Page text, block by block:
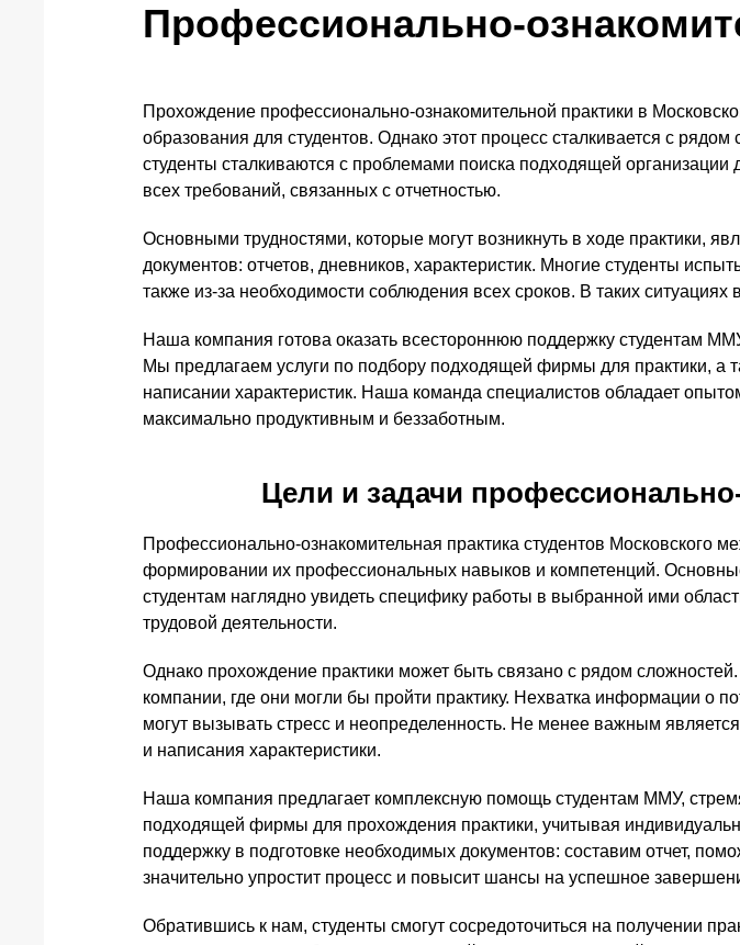
Профессионально-
Прохождение профессионально-ознакомительной практики в
образования для студентов. Однако этот процесс сталкивается с
студенты сталкиваются с проблемами поиска подходящей
всех требований, связанных с отчетностью.
Основными трудностями, которые могут возникнуть в ходе практики,
документов: отчетов, дневников, характеристик. Многие студенты
также из-за необходимости соблюдения всех сроков. В таких
Наша компания готова оказать всестороннюю поддержку студентам
Мы предлагаем услуги по подбору подходящей фирмы для практики, а
написании характеристик. Наша команда специалистов обладает
максимально продуктивным и беззаботным.
Цели и задачи
Профессионально-ознакомительная практика студентов Московского
формировании их профессиональных навыков и компетенций.
студентам наглядно увидеть специфику работы в выбранной ими
трудовой деятельности.
Однако прохождение практики может быть связано с рядом
компании, где они могли бы пройти практику. Нехватка информации о
могут вызывать стресс и неопределенность. Не менее важным
и написания характеристики.
Наша компания предлагает комплексную помощь студентам ММУ,
подходящей фирмы для прохождения практики, учитывая
поддержку в подготовке необходимых документов: составим отчет,
значительно упростит процесс и повысит шансы на успешное
Обратившись к нам, студенты смогут сосредоточиться на получении